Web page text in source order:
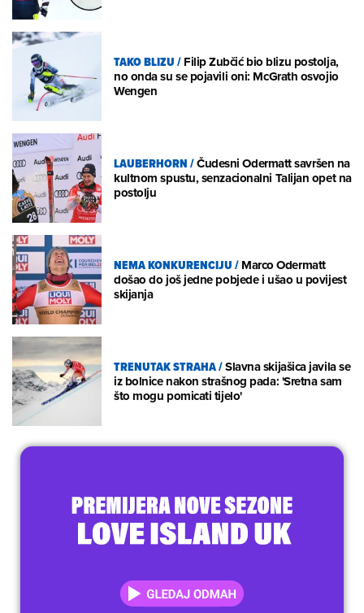
TAKO BLIZU/Filip Zubčić bio blizu postolja,
no onda su se pojavili oni: McGrath osvojio
Wengen
LAUBERHORN/Čudesni Odermatt savršen na
kultnom spustu, senzacionalni Talijan opet na
postolju
NEMA KONKURENCIJU/Marco Odermatt
došao do još jedne pobjede i ušao u povijest
skijanja
TRENUTAK STRAHA/Slavna skijašica javila se
iz bolnice nakon strašnog pada: 'Sretna sam
što mogu pomicati tijelo'